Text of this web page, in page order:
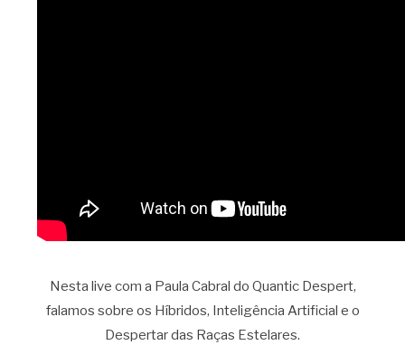
Nesta live com a Paula Cabral do Quantic Despert,
falamos sobre os Híbridos, Inteligência Artificial e o
Despertar das Raças Estelares.